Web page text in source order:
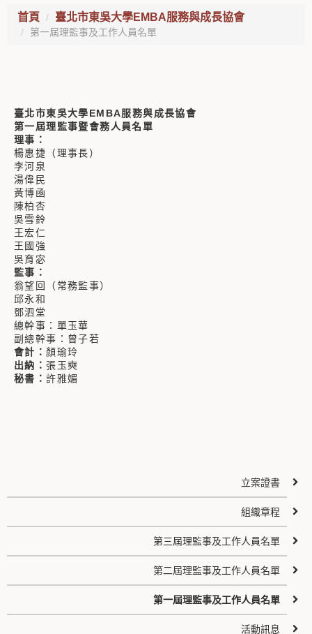
首頁 臺北市東吳大學EMBA服務與成長協會
第一屆理監事及工作人員名單
臺北市東吳大學EMBA服務與成長協會
第一屆理監事暨會務人員名單
理事：
楊惠捷（理事長）
李河泉
湯偉民
黃博凾
陳柏杏
吳雪鈴
王宏仁
王國強
吳育宓
監事：
翁望回（常務監事）
邱永和
鄧泗堂
總幹事：單玉華
副總幹事：曾子若
會計：顏瑜玲
出納：張玉奭
秘書：許雅媚
立案證書
組織章程
第三屆理監事及工作人員名單
第二屆理監事及工作人員名單
第一屆理監事及工作人員名單
活動訊息